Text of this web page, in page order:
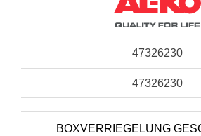
47326230
47326230
BOXVERRIEGELUNG